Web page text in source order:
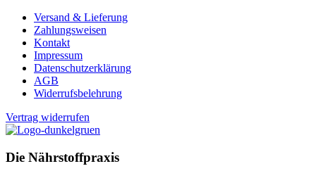
Versand & Lieferung
Zahlungsweisen
Kontakt
Impressum
Datenschutzerklärung
AGB
Widerrufsbelehrung
Vertrag widerrufen
Die Nährstoffpraxis